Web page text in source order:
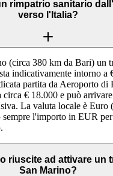
rimpatrio sanitario
verso l'Italia?
(circa 380 km da Bari) un
indicativamente intorno a
partita da Aeroporto
€ 18.000 e può
La valuta locale è Euro
l'importo in EUR
riuscite ad attivare un
San Marino?